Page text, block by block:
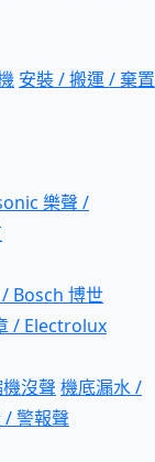
安裝 / 搬運 / 棄置
樂聲 /
Bosch 博世
/ Electrolux
沒聲 機底漏水 /
/ 警報聲